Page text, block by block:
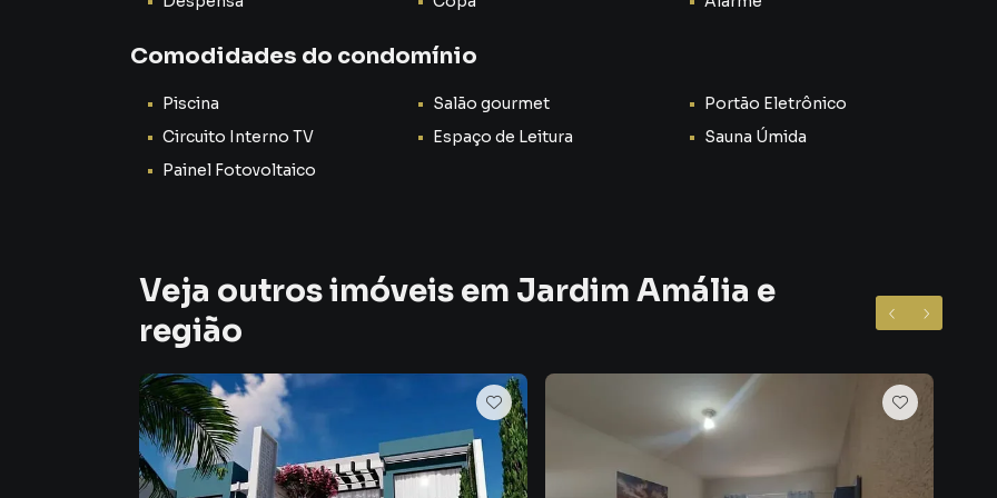
de jantar. Imagine receber amigos e familiares em um espaço confortável, com excelente iluminação
natural e ventilação 🌬️☀️
🛏️ 3 Quartos, Sendo 1 Suíte – Privacidade e Conforto
distribuídos, incluindo uma suíte confortável, perfeita para o descanso após um longo dia 💤
✔️ Ambientes arejados
✔️ Excelente iluminação natural
Comodidades do condomínio
Piscina Salão gourmet
Portão Eletrônico
Circuito Interno TV
Espaço de Leitura
Sauna Úmida
Painel Fotovoltaico
Veja outros imóveis em Jardim Amália e
região